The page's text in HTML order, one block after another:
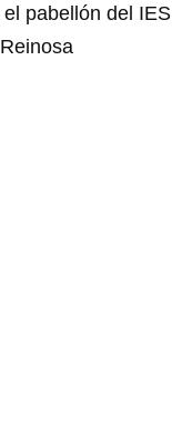
pabellón del IES